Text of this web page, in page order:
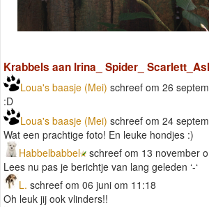
Krabbels aan Irina_ Spider_
Loua's baasje (Mei) schreef om 26
:D
Loua's baasje (Mei) schreef om 24
Wat een prachtige foto! En leuke hondjes :)
Habbelbabbel
schreef om 13 november
Lees nu pas je berichtje van lang geleden ‘-‘
L. schreef om 06 juni om 11:18
Oh leuk jij ook vlinders!!